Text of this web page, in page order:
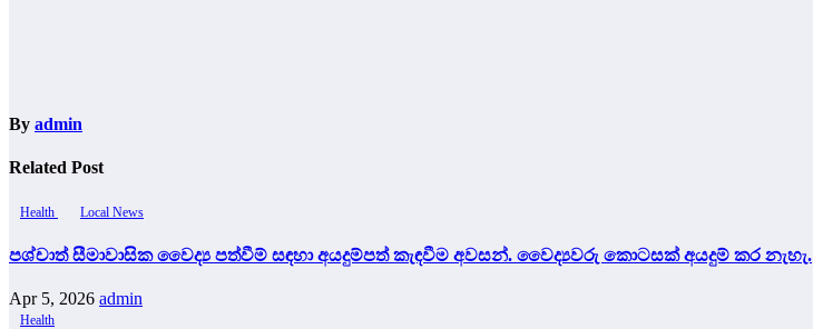
By admin
Related Post
Health Local News
පශ්චාත් සීමාවාසික වෛද්‍ය පත්වීම් සඳහා අයදුම්පත් කැඳවීම අවසන්. වෛද්‍යවරු කොටසක් අයදුම් කර නැහැ.
Apr 5, 2026 admin
Health